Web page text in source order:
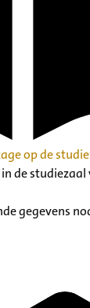
op de
de studiezaal
gegevens